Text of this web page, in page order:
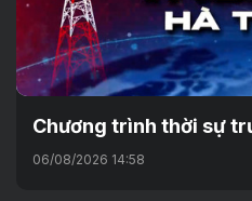
Chương trình thời sự
06/08/2026 14:58